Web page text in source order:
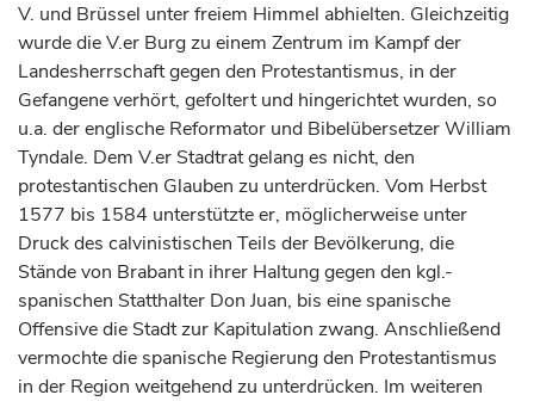
V. und Brüssel unter freiem Himmel abhielten. Gleichzeitig
wurde die V.er Burg zu einem Zentrum im Kampf der
Landesherrschaft gegen den Protestantismus, in der
Gefangene verhört, gefoltert und hingerichtet wurden, so
u.a. der englische Reformator und Bibelübersetzer William
Tyndale. Dem V.er Stadtrat gelang es nicht, den
protestantischen Glauben zu unterdrücken. Vom Herbst
1577 bis 1584 unterstützte er, möglicherweise unter
Druck des calvinistischen Teils der Bevölkerung, die
Stände von Brabant in ihrer Haltung gegen den kgl.-
spanischen Statthalter Don Juan, bis eine spanische
Offensive die Stadt zur Kapitulation zwang. Anschließend
vermochte die spanische Regierung den Protestantismus
in der Region weitgehend zu unterdrücken. Im weiteren